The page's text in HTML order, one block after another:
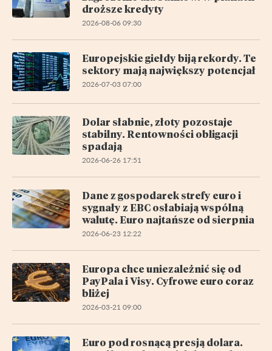
droższe kredyty
2026-08-06 09:30
Europejskie giełdy biją rekordy. Te
sektory mają największy potencjał
2026-07-03 07:00
Dolar słabnie, złoty pozostaje
stabilny. Rentowności obligacji
spadają
2026-06-26 17:51
Dane z gospodarek strefy euro i
sygnały z EBC osłabiają wspólną
walutę. Euro najtańsze od sierpnia
2026-06-23 12:22
Europa chce uniezależnić się od
PayPala i Visy. Cyfrowe euro coraz
bliżej
2026-03-21 09:00
Euro pod rosnącą presją dolara.